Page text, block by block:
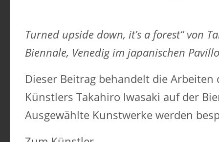
Turned upside down, it’s a forest“ von
Biennale, Venedig im japanischen
Dieser Beitrag behandelt die Arbeiten
Künstlers Takahiro Iwasaki auf der
Ausgewählte Kunstwerke werden